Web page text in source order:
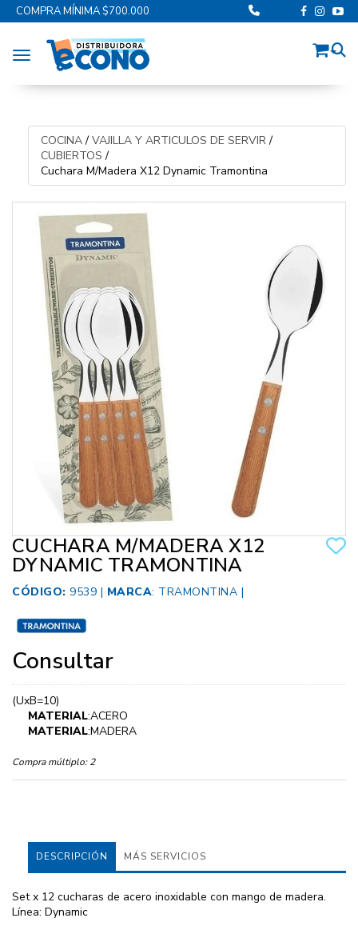
COMPRA MÍNIMA $700.000
Toggle navigation
COCINA/ VAJILLA Y ARTICULOS DE SERVIR/
CUBIERTOS /
Cuchara M/Madera X12 Dynamic Tramontina
CUCHARA M/MADERA X12
DYNAMIC TRAMONTINA
CÓDIGO: 9539 | MARCA: TRAMONTINA |
Consultar
(UxB=10)
MATERIAL:ACERO
MATERIAL:MADERA
Compra múltiplo:2
DESCRIPCIÓN MÁS SERVICIOS
Set x 12 cucharas de acero inoxidable con mango de madera.
Línea: Dynamic